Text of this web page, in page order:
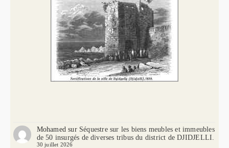
Mohamed sur Séquestre sur les biens meubles et immeubles
de 50 insurgés de diverses tribus du district de DJIDJELLI.
30 juillet 2026